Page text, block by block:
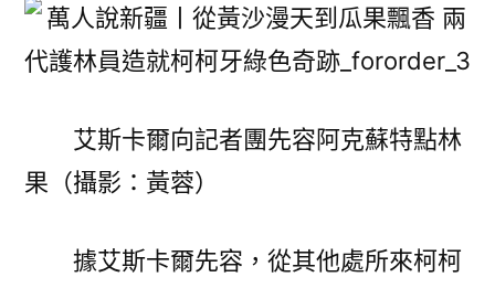
艾斯卡爾向記者團先容阿克蘇特點林
果（攝影：黃蓉）
據艾斯卡爾先容，從其他處所來柯柯